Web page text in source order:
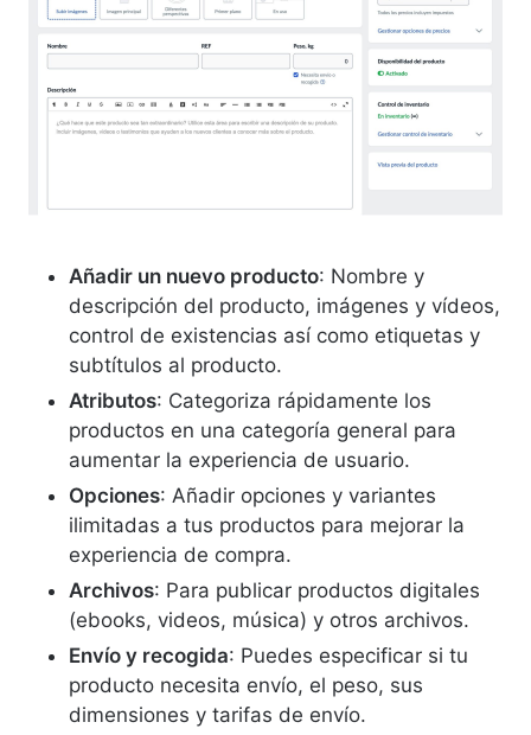
Añadir un nuevo producto: Nombre y
descripción del producto, imágenes y vídeos,
control de existencias así como etiquetas y
subtítulos al producto.
Atributos: Categoriza rápidamente los
productos en una categoría general para
aumentar la experiencia de usuario.
Opciones: Añadir opciones y variantes
ilimitadas a tus productos para mejorar la
experiencia de compra.
Archivos: Para publicar productos digitales
(ebooks, videos, música) y otros archivos.
Envío y recogida: Puedes especificar si tu
producto necesita envío, el peso, sus
dimensiones y tarifas de envío.